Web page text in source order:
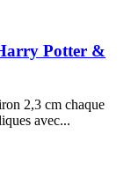
Potter &
2,3 cm chaque
avec...